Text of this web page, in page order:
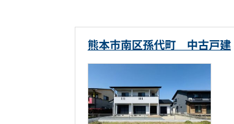
熊本市南区孫代町 中古戸建